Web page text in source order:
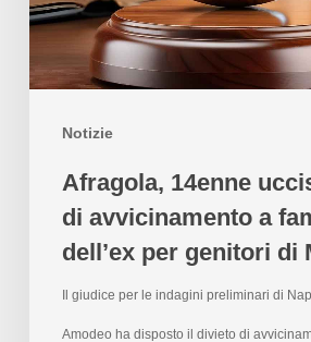
Notizie
Afragola, 14enne
di avvicinamento a
dell’ex per genitori di
Il giudice per le indagini preliminari di
Amodeo ha disposto il divieto di